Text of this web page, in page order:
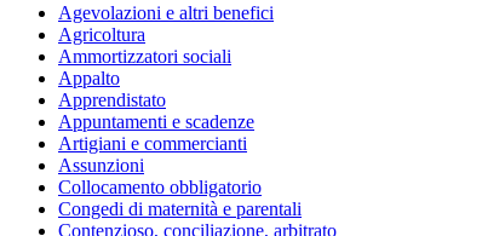
Agevolazioni e altri benefici
Agricoltura
Ammortizzatori sociali
Appalto
Apprendistato
Appuntamenti e scadenze
Artigiani e commercianti
Assunzioni
Collocamento obbligatorio
Congedi di maternità e parentali
Contenzioso, conciliazione, arbitrato